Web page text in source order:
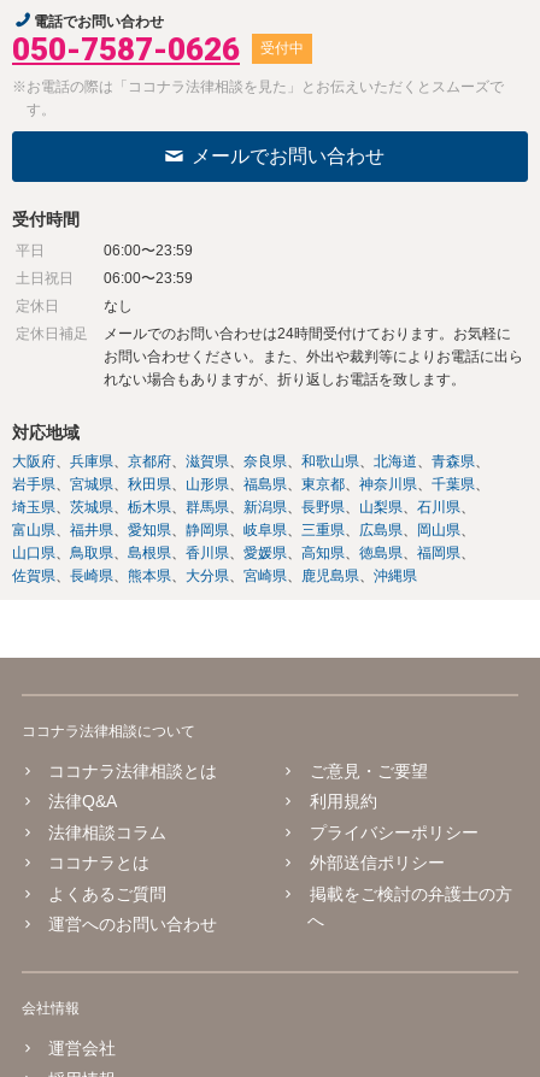
電話でお問い合わせ
050-7587-0626 受付中
※お電話の際は「ココナラ法律相談を見た」とお伝えいただくとスムーズで
す。
メールでお問い合わせ
受付時間
平日
06:00〜23:59
土日祝日
06:00〜23:59
定休日
なし
定休日補足
メールでのお問い合わせは24時間受付けております。お気軽に
お問い合わせください。また、外出や裁判等によりお電話に出ら
れない場合もありますが、折り返しお電話を致します。
対応地域
大阪府 兵庫県 京都府 滋賀県 奈良県 和歌山県 北海道
青森県
岩手県
宮城県 秋田県 山形県 福島県 東京都 神奈川県
千葉県
埼玉県
茨城県 栃木県 群馬県 新潟県 長野県 山梨県
石川県
富山県
福井県 愛知県 静岡県 岐阜県 三重県 広島県
岡山県
山口県
鳥取県 島根県 香川県 愛媛県 高知県 徳島県
福岡県
佐賀県
長崎県 熊本県 大分県 宮崎県 鹿児島県 沖縄県
ココナラ法律相談について
ココナラ法律相談とは
法律Q&A
法律相談コラム
ココナラとは
よくあるご質問
運営へのお問い合わせ
ご意見・ご要望
利用規約
プライバシーポリシー
外部送信ポリシー
掲載をご検討の弁護士の方
へ
会社情報
運営会社